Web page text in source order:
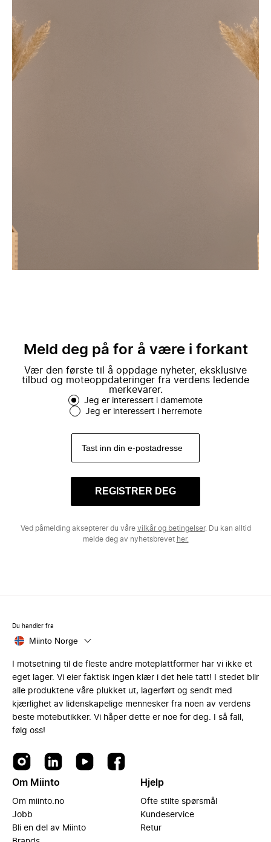
Meld deg på for å være i forkant
Vær den første til å oppdage nyheter, eksklusive
tilbud og moteoppdateringer fra verdens ledende
merkevarer.
Jeg er interessert i damemote
Jeg er interessert i herremote
REGISTRER DEG
Ved påmelding aksepterer du våre vilkår og betingelser. Du kan alltid
melde deg av nyhetsbrevet her.
Du handler fra
Miinto Norge
I motsetning til de fleste andre moteplattformer har vi ikke et
eget lager. Vi eier faktisk ingen klær i det hele tatt! I stedet blir
alle produktene våre plukket ut, lagerført og sendt med
kjærlighet av lidenskapelige mennesker fra noen av verdens
beste motebutikker. Vi håper dette er noe for deg. I så fall,
følg oss!
Om Miinto
Om miinto.no
Jobb
Bli en del av Miinto
Hjelp
Ofte stilte spørsmål
Kundeservice
Retur